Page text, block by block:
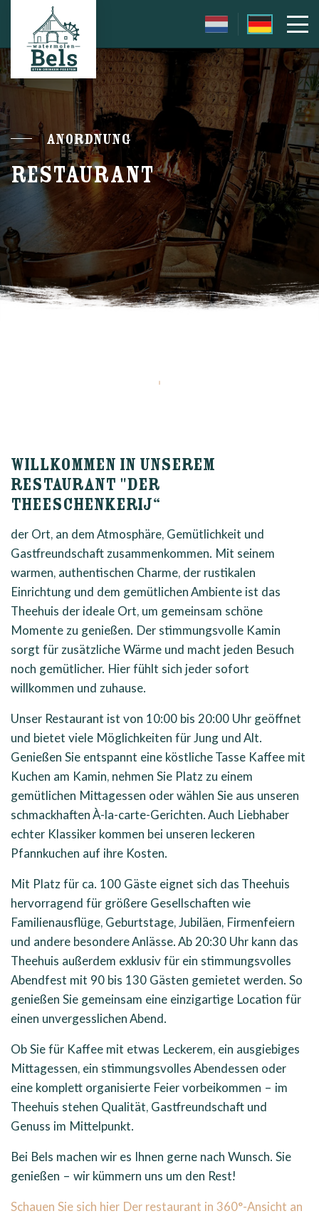
Anordnung
RESTAURANT
WILLKOMMEN IN UNSEREM
RESTAURANT "DER
THEESCHENKERIJ“
der Ort, an dem Atmosphäre, Gemütlichkeit und
Gastfreundschaft zusammenkommen. Mit seinem
warmen, authentischen Charme, der rustikalen
Einrichtung und dem gemütlichen Ambiente ist das
Theehuis der ideale Ort, um gemeinsam schöne
Momente zu genießen. Der stimmungsvolle Kamin
sorgt für zusätzliche Wärme und macht jeden Besuch
noch gemütlicher. Hier fühlt sich jeder sofort
willkommen und zuhause.
Unser Restaurant ist von 10:00 bis 20:00 Uhr geöffnet
und bietet viele Möglichkeiten für Jung und Alt.
Genießen Sie entspannt eine köstliche Tasse Kaffee mit
Kuchen am Kamin, nehmen Sie Platz zu einem
gemütlichen Mittagessen oder wählen Sie aus unseren
schmackhaften À-la-carte-Gerichten. Auch Liebhaber
echter Klassiker kommen bei unseren leckeren
Pfannkuchen auf ihre Kosten.
Mit Platz für ca. 100 Gäste eignet sich das Theehuis
hervorragend für größere Gesellschaften wie
Familienausflüge, Geburtstage, Jubiläen, Firmenfeiern
und andere besondere Anlässe. Ab 20:30 Uhr kann das
Theehuis außerdem exklusiv für ein stimmungsvolles
Abendfest mit 90 bis 130 Gästen gemietet werden. So
genießen Sie gemeinsam eine einzigartige Location für
einen unvergesslichen Abend.
Ob Sie für Kaffee mit etwas Leckerem, ein ausgiebiges
Mittagessen, ein stimmungsvolles Abendessen oder
eine komplett organisierte Feier vorbeikommen – im
Theehuis stehen Qualität, Gastfreundschaft und
Genuss im Mittelpunkt.
Bei Bels machen wir es Ihnen gerne nach Wunsch. Sie
genießen – wir kümmern uns um den Rest!
Schauen Sie sich hier Der restaurant in 360°-Ansicht an